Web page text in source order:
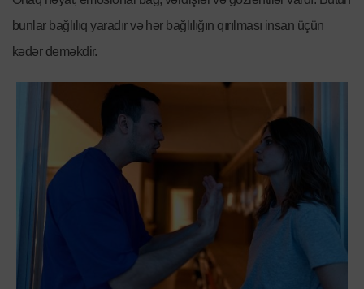
bunlar bağlılıq yaradır və hər bağlılığın qırılması insan üçün
kədər deməkdir.